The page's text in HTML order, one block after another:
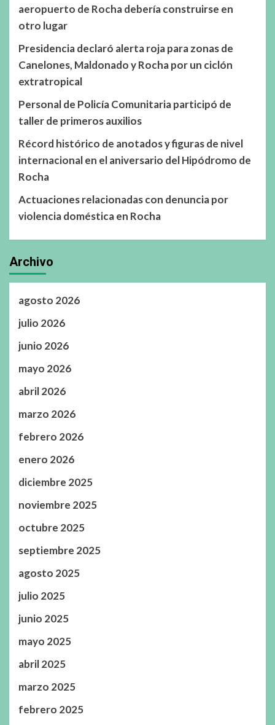
aeropuerto de Rocha debería construirse en
otro lugar
Presidencia declaró alerta roja para zonas de
Canelones, Maldonado y Rocha por un ciclón
extratropical
Personal de Policía Comunitaria participó de
taller de primeros auxilios
Récord histórico de anotados y figuras de nivel
internacional en el aniversario del Hipódromo de
Rocha
Actuaciones relacionadas con denuncia por
violencia doméstica en Rocha
Archivo
agosto 2026
julio 2026
junio 2026
mayo 2026
abril 2026
marzo 2026
febrero 2026
enero 2026
diciembre 2025
noviembre 2025
octubre 2025
septiembre 2025
agosto 2025
julio 2025
junio 2025
mayo 2025
abril 2025
marzo 2025
febrero 2025